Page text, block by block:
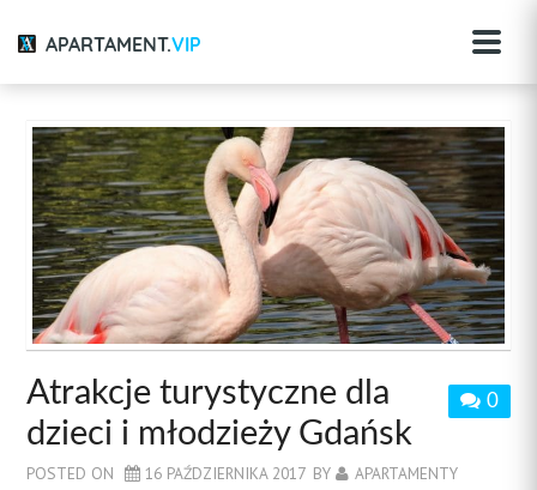
APARTAMENT.VIP
0
Atrakcje turystyczne dla
dzieci i młodzieży Gdańsk
POSTED ON 16 PAŹDZIERNIKA 2017 BY
APARTAMENTY